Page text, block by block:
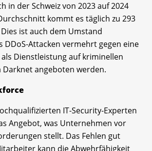
in der Schweiz von 2023 auf 2024
kommt es täglich zu 293
ist auch dem Umstand
DDoS-Attacken vermehrt gegen eine
Dienstleistung auf kriminellen
angeboten werden.
IT-Security-Experten
Angebot, was Unternehmen vor
stellt. Das Fehlen gut
kann die Abwehrfähigkeit